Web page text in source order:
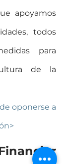
apoyamos
todos
para
de la
oponerse a